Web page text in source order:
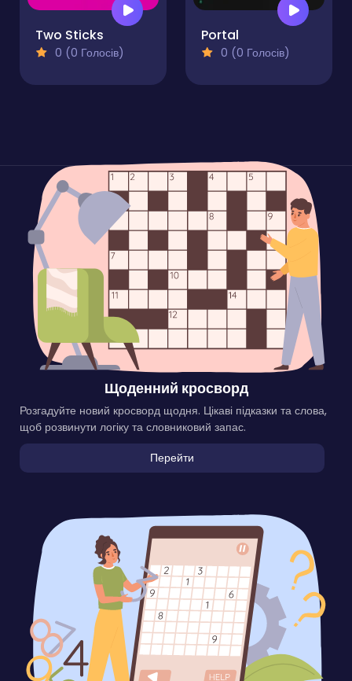
Two Sticks
0 (0 Голосів)
Portal
0 (0 Голосів)
Щоденний кросворд
Розгадуйте новий кросворд щодня. Цікаві підказки та слова,
щоб розвинути логіку та словниковий запас.
Перейти